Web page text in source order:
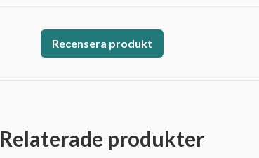
Recensera produkt
Relaterade produkter